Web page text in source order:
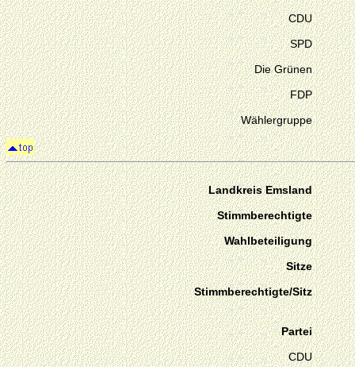
CDU
SPD
Die Grünen
FDP
Wählergruppe
Landkreis Emsland
Stimmberechtigte
Wahlbeteiligung
Sitze
Stimmberechtigte/Sitz
Partei
CDU